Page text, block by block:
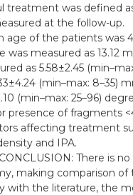
treatment was defined
at the follow-up.
age of the patients was
was measured as 13.12
as 5.58±2.45
(min–max: 8–35)
(min–max: 25–96)
presence of fragments
affecting treatment
and IPA.
There is
making comparison
with the literature, the